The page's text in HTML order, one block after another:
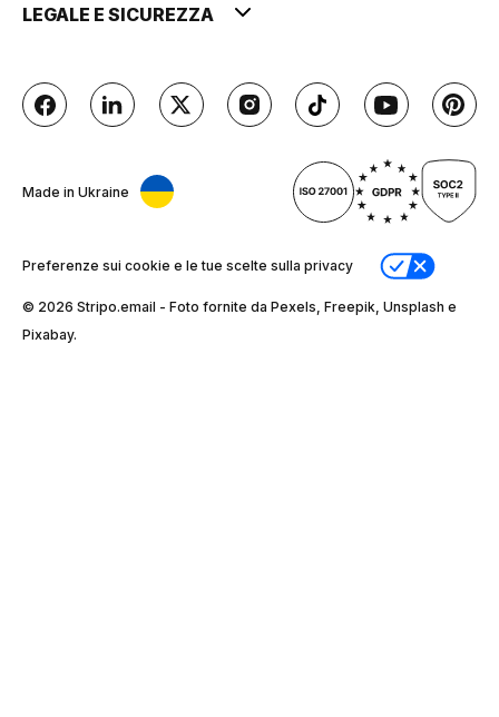
LEGALE E SICUREZZA
Made in Ukraine
Preferenze sui cookie e le tue scelte sulla privacy
© 2026 Stripо.email - Foto fornite da Pexels, Freepik, Unsplash e
Pixabay.